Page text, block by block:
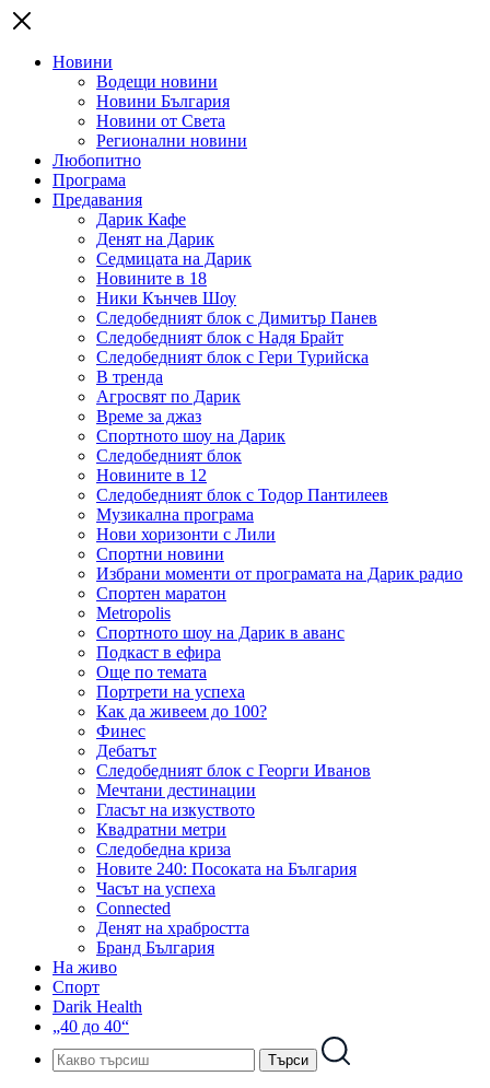
Новини
Водещи новини
Новини България
Новини от Света
Регионални новини
Любопитно
Програма
Предавания
Дарик Кафе
Денят на Дарик
Седмицата на Дарик
Новините в 18
Ники Кънчев Шоу
Следобедният блок с Димитър Панев
Следобедният блок с Надя Брайт
Следобедният блок с Гери Турийска
В тренда
Агросвят по Дарик
Време за джаз
Спортното шоу на Дарик
Следобедният блок
Новините в 12
Следобедният блок с Тодор Пантилеев
Музикална програма
Нови хоризонти с Лили
Спортни новини
Избрани моменти от програмата на Дарик радио
Спортен маратон
Metropolis
Спортното шоу на Дарик в аванс
Подкаст в ефира
Още по темата
Портрети на успеха
Как да живеем до 100?
Финес
Дебатът
Следобедният блок с Георги Иванов
Мечтани дестинации
Гласът на изкуството
Квадратни метри
Следобедна криза
Новите 240: Посоката на България
Часът на успеха
Connected
Денят на храбростта
Бранд България
На живо
Спорт
Darik Health
„40 до 40“